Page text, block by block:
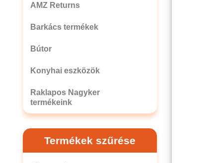
AMZ Returns
Barkács termékek
Bútor
Konyhai eszközök
Raklapos Nagyker
termékeink
Termékek szűrése